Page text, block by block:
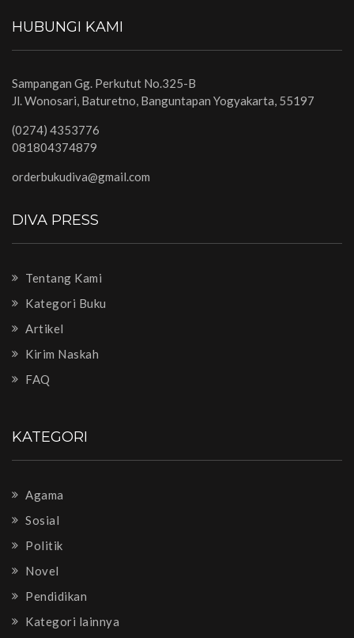
HUBUNGI KAMI
Sampangan Gg. Perkutut No.325-B
Jl. Wonosari, Baturetno, Banguntapan Yogyakarta, 55197
(0274) 4353776
081804374879
orderbukudiva@gmail.com
DIVA PRESS
Tentang Kami
Kategori Buku
Artikel
Kirim Naskah
FAQ
KATEGORI
Agama
Sosial
Politik
Novel
Pendidikan
Kategori lainnya